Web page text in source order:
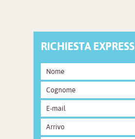
RICHIESTA EXPRESS